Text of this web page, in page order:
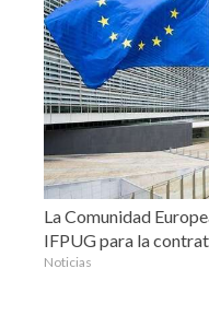
La Comunidad
IFPUG para la
Noticias